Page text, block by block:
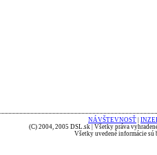
NÁVŠTEVNOSŤ
(C) 2004, 2005 DSL.sk | Všetky práva
Všetky uvedené informácie sú